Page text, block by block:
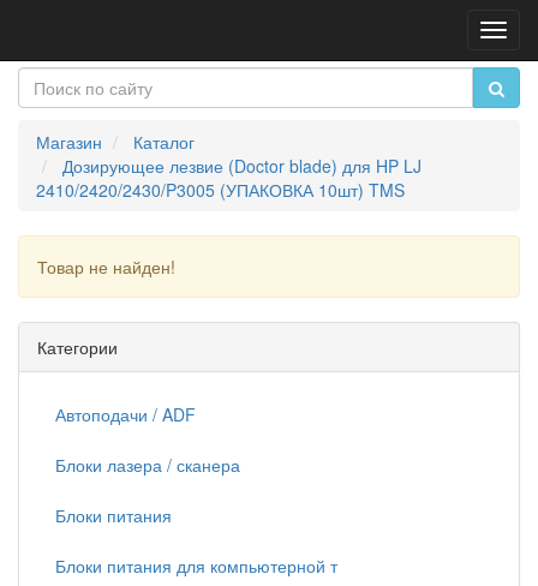
Магазин
Каталог
Дозирующее лезвие (Doctor blade) для HP LJ
2410/2420/2430/P3005 (УПАКОВКА 10шт) TMS
Товар не найден!
Категории
Автоподачи / ADF
Блоки лазера / сканера
Блоки питания
Блоки питания для компьютерной т